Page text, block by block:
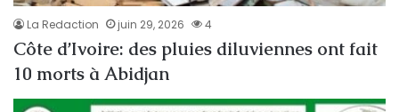
La Redaction juin 29, 2026 4
Côte d’Ivoire: des pluies diluviennes ont fait
10 morts à Abidjan